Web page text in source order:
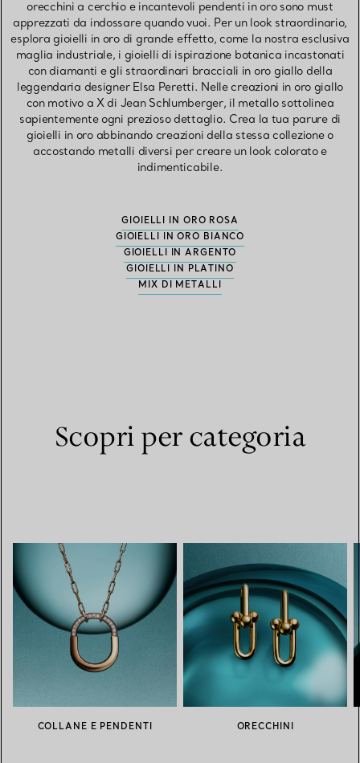
orecchini a cerchio e incantevoli pendenti in oro sono must
apprezzati da indossare quando vuoi. Per un look straordinario,
esplora gioielli in oro di grande effetto, come la nostra esclusiva
maglia industriale, i gioielli di ispirazione botanica incastonati
con diamanti e gli straordinari bracciali in oro giallo della
leggendaria designer Elsa Peretti. Nelle creazioni in oro giallo
con motivo a X di Jean Schlumberger, il metallo sottolinea
sapientemente ogni prezioso dettaglio. Crea la tua parure di
gioielli in oro abbinando creazioni della stessa collezione o
accostando metalli diversi per creare un look colorato e
indimenticabile.
GIOIELLI IN ORO ROSA
GIOIELLI IN ORO BIANCO
GIOIELLI IN ARGENTO
GIOIELLI IN PLATINO
MIX DI METALLI
Scopri per categoria
COLLANE E PENDENTI ORECCHINI